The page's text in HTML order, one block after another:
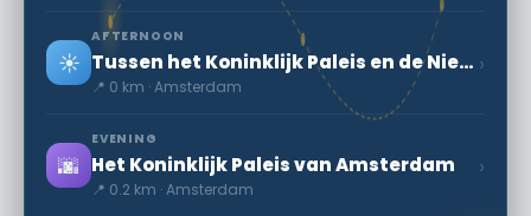
☀️
AFTERNOON
Tussen het Koninklijk Paleis en de Nieuwe Kerk
📍 0 km · Amsterdam
›
🌆
EVENING
Het Koninklijk Paleis van Amsterdam
📍 0.2 km · Amsterdam
›